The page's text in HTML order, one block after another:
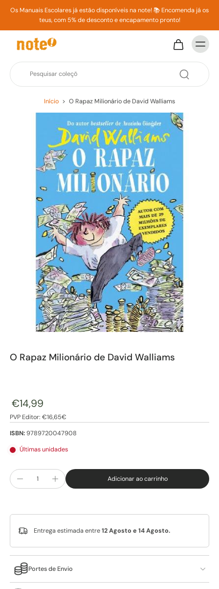
Os Manuais Escolares já estão disponíveis na note! 📚 Encomenda já os
teus, com 5% de desconto e encapamento pronto!
Início > O Rapaz Milionário de David Walliams
O Rapaz Milionário de David Walliams
€14,99
PVP Editor: €16,65€
ISBN:9789720047908
Últimas unidades
Adicionar ao carrinho
Entrega estimada entre12 Agosto e 14 Agosto.
Portes de Envio